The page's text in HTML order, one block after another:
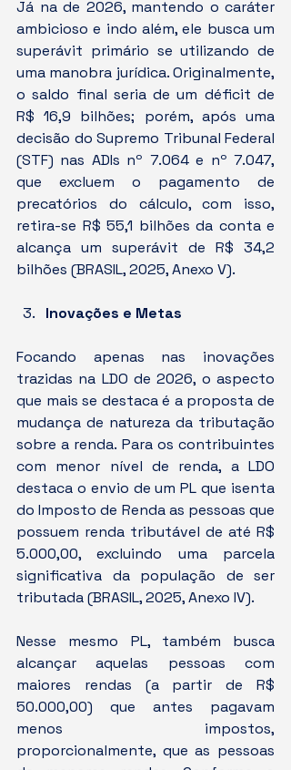
Já na de 2026, mantendo o caráter
ambicioso e indo além, ele busca um
superávit primário se utilizando de
uma manobra jurídica. Originalmente,
o saldo final seria de um déficit de
R$ 16,9 bilhões; porém, após uma
decisão do Supremo Tribunal Federal
(STF) nas ADIs nº 7.064 e nº 7.047,
que excluem o pagamento de
precatórios do cálculo, com isso,
retira-se R$ 55,1 bilhões da conta e
alcança um superávit de R$ 34,2
bilhões (BRASIL, 2025, Anexo V).
Inovações e Metas
Focando apenas nas inovações
trazidas na LDO de 2026, o aspecto
que mais se destaca é a proposta de
mudança de natureza da tributação
sobre a renda. Para os contribuintes
com menor nível de renda, a LDO
destaca o envio de um PL que isenta
do Imposto de Renda as pessoas que
possuem renda tributável de até R$
5.000,00, excluindo uma parcela
significativa da população de ser
tributada (BRASIL, 2025, Anexo IV).
Nesse mesmo PL, também busca
alcançar aquelas pessoas com
maiores rendas (a partir de R$
50.000,00) que antes pagavam
menos impostos,
proporcionalmente, que as pessoas